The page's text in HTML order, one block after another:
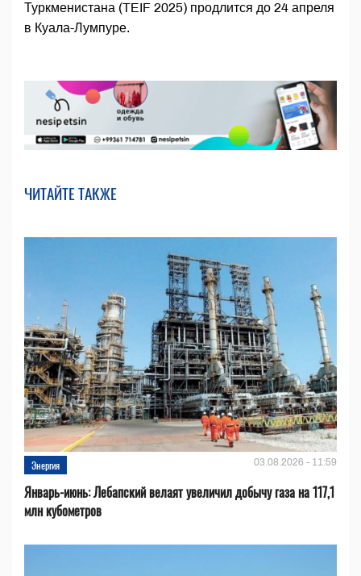
Туркменистана (TEIF 2025) продлится до 24 апреля
в Куала-Лумпуре.
ЧИТАЙТЕ ТАКЖЕ
Энергия 03.08.2026 - 11:59
Январь-июнь: Лебапский велаят увеличил добычу газа на 117,1
млн кубометров